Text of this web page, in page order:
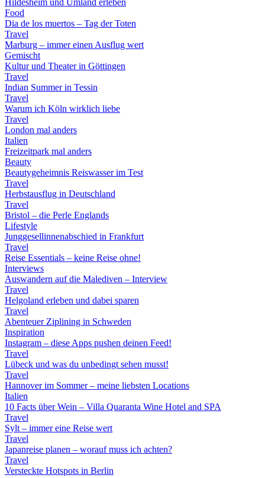
Hildesheim und Umland erleben
Food
Dia de los muertos – Tag der Toten
Travel
Marburg – immer einen Ausflug wert
Gemischt
Kultur und Theater in Göttingen
Travel
Indian Summer in Tessin
Travel
Warum ich Köln wirklich liebe
Travel
London mal anders
Italien
Freizeitpark mal anders
Beauty
Beautygeheimnis Reiswasser im Test
Travel
Herbstausflug in Deutschland
Travel
Bristol – die Perle Englands
Lifestyle
Junggesellinnenabschied in Frankfurt
Travel
Reise Essentials – keine Reise ohne!
Interviews
Auswandern auf die Malediven – Interview
Travel
Helgoland erleben und dabei sparen
Travel
Abenteuer Ziplining in Schweden
Inspiration
Instagram – diese Apps pushen deinen Feed!
Travel
Lübeck und was du unbedingt sehen musst!
Travel
Hannover im Sommer – meine liebsten Locations
Italien
10 Facts über Wein – Villa Quaranta Wine Hotel and SPA
Travel
Sylt – immer eine Reise wert
Travel
Japanreise planen – worauf muss ich achten?
Travel
Versteckte Hotspots in Berlin